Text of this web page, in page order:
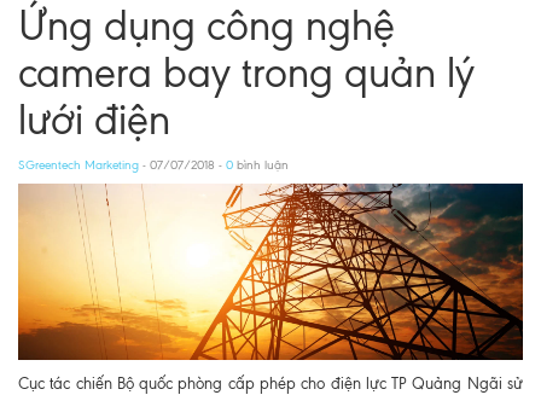
Ứng dụng công nghệ
camera bay trong quản lý
lưới điện
SGreentech Marketing - 07/07/2018 - 0 bình luận
Cục tác chiến Bộ quốc phòng cấp phép cho điện lực TP Quảng Ngãi sử